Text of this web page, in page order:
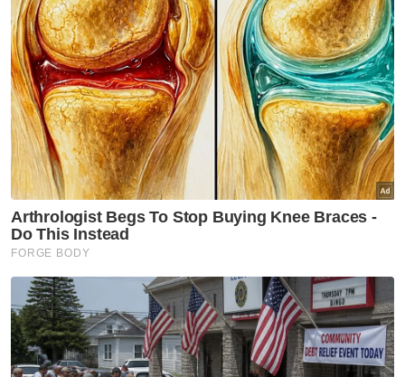
MB Selangor, Exco angkat sumpah hari ini
10 Exco Kedah dijangka angkat sumpah Isnin ini
Ishak berkata sehubungan itu, rakyat harus
menerima keputusan itu kerana telah diberi
perkenan oleh Sultan Nazrin Shah, yang dengan
bijaksana membuat keputusan mengikut
Undang-Undang Tubuh Kerajaan Negeri Perak
demi kestabilan ekonomi dan perpaduan rakyat.
Saarani, Pengerusi BN Perak dan Pengerusi
UMNO Perak merupakan ADUN Kota Tampan
sejak 2004 dan pertama kali dilantik sebagai
Menteri Besar Perak pada 10 Dis 2020.